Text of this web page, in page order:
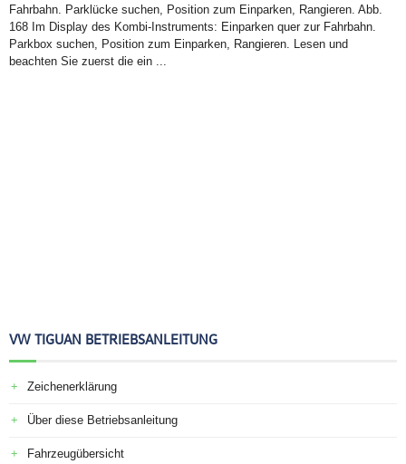
Fahrbahn. Parklücke suchen, Position zum Einparken, Rangieren. Abb.
168 Im Display des Kombi-Instruments: Einparken quer zur Fahrbahn.
Parkbox suchen, Position zum Einparken, Rangieren. Lesen und
beachten Sie zuerst die ein ...
VW TIGUAN BETRIEBSANLEITUNG
Zeichenerklärung
Über diese Betriebsanleitung
Fahrzeugübersicht